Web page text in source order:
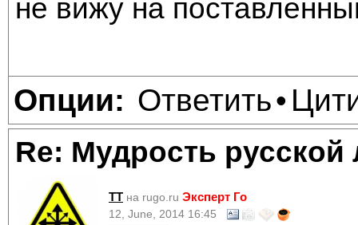
не вижу на
Опции: Ответить•
Re: Мудрость русской
TT на rugo.ru Эксперт Го
12, June, 2014 16:45